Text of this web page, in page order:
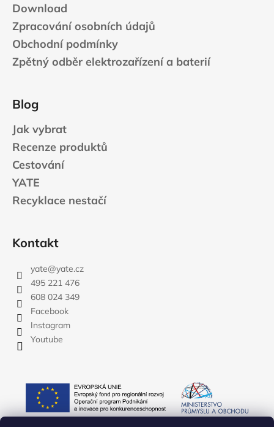
Download
Zpracování osobních údajů
Obchodní podmínky
Zpětný odběr elektrozařízení a baterií
Blog
Jak vybrat
Recenze produktů
Cestování
YATE
Recyklace nestačí
Kontakt
yate@yate.cz
495 221 476
608 024 349
Facebook
Instagram
Youtube